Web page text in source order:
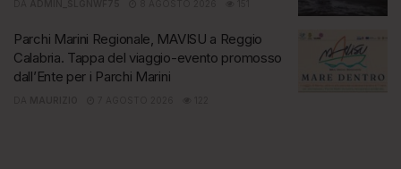
Parchi Marini Regionale, MAVISU a Reggio
Calabria. Tappa del viaggio-evento promosso
dall’Ente per i Parchi Marini